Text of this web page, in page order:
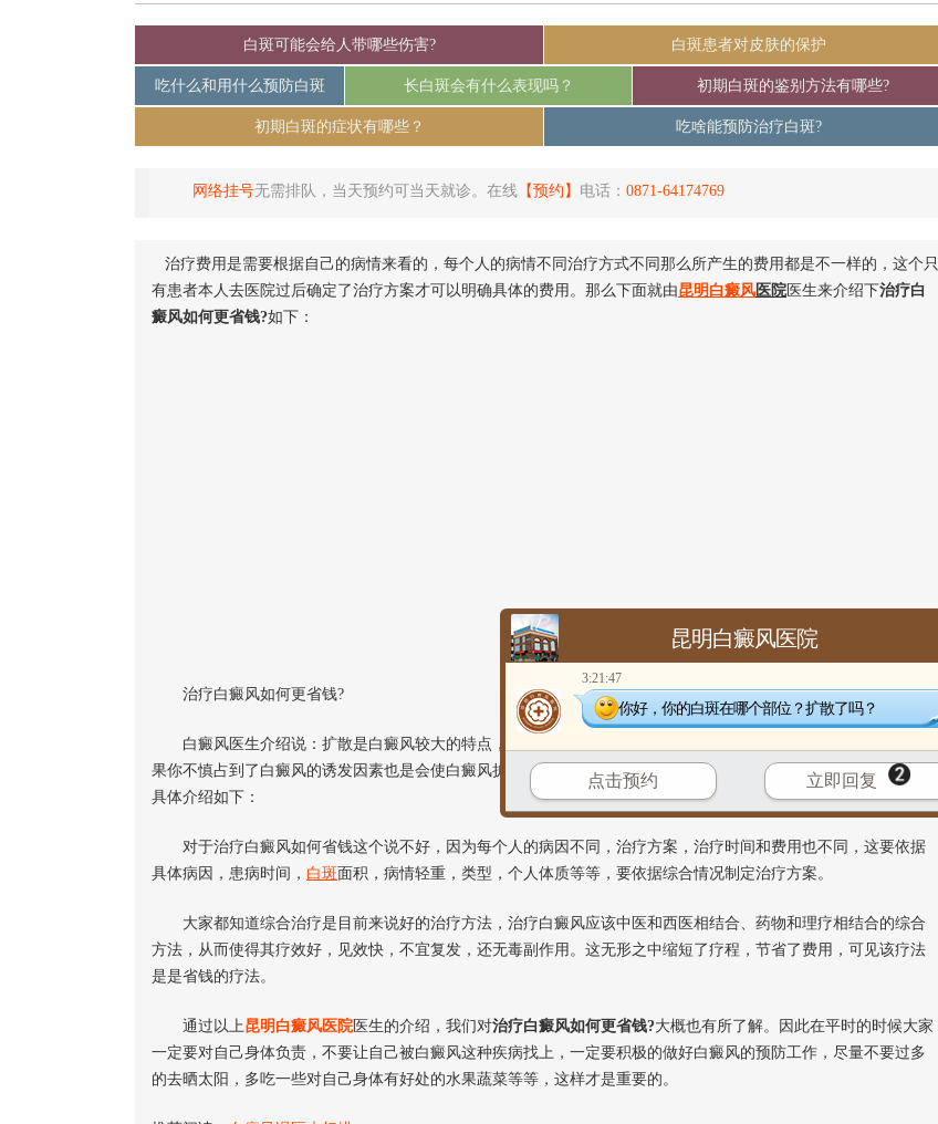
白斑可能会给人带哪些伤害? 白斑患者对皮肤的保护
吃什么和用什么预防白斑 长白斑会有什么表现吗？ 初期白斑的鉴别方法有哪些?
初期白斑的症状有哪些？ 吃啥能预防治疗白斑?
网络挂号无需排队，当天预约可当天就诊。在线 【预约】 电话： 0871-64174769
治疗费用是需要根据自己的病情来看的，每个人的病情不同治疗方式不同那么所产生的费用都是不一样的，这个只
有患者本人去医院过后确定了治疗方案才可以明确具体的费用。那么下面就由昆明 白癜风医院 医生来介绍下治疗白
癜风如何更省钱?如下：
治疗白癜风如何更省钱?
白癜风医生介绍说：扩散是白癜风较大的特点，也是较大的危害。白癜风除春夏两季比较活跃容易扩大外，如
果你不慎占到了白癜风的诱发因素也是会使白癜风扩散的。可见治疗白癜风不容忽视，关于治疗白癜风如何省钱，
具体介绍如下：
对于治疗白癜风如何省钱这个说不好，因为每个人的病因不同，治疗方案，治疗时间和费用也不同，这要依据
具体病因，患病时间， 白斑面积，病情轻重，类型，个人体质等等，要依据综合情况制定治疗方案。
大家都知道综合治疗是目前来说好的治疗方法，治疗白癜风应该中医和西医相结合、药物和理疗相结合的综合
方法，从而使得其疗效好，见效快，不宜复发，还无毒副作用。这无形之中缩短了疗程，节省了费用，可见该疗法
是是省钱的疗法。
通过以上昆明白癜风医院 医生的介绍，我们对治疗白癜风如何更省钱?大概也有所了解。因此在平时的时候大家
一定要对自己身体负责，不要让自己被白癜风这种疾病找上，一定要积极的做好白癜风的预防工作，尽量不要过多
的去晒太阳，多吃一些对自己身体有好处的水果蔬菜等等，这样才是重要的。
昆明白癜风医院
3:21:47
你好，你的白斑在哪个部位？扩散了吗？
点击预约 立即回复